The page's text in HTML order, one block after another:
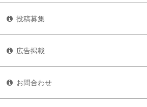
投稿募集
広告掲載
お問合わせ